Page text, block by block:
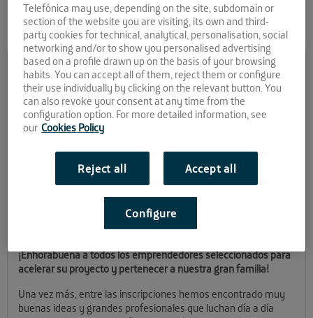
Comparte la noticia:
¡Ya tenemos startups
ganadoras del RetoAOF!
ha concluido. Llega el momento de dar a conocer las startups
que tendrán un sitio en Andalucía Open Future e iniciarán el
periodo de aceleración el próximo 22 de diciembre en cada uno
de los espacios que tenemos en Sevilla (El Cubo), Málaga (La
Farola) y Almería (El Cable).
¡Enhorabuena a todos los emprendedores seleccionados para
acelerar su proyecto y pertenecer a nuestra gran familia!
Una vez más, entre las inscripciones hemos encontrado muy
buenas ideas y grandes profesionales que luchan día a día
Telefónica may use, depending on the site, subdomain or
section of the website you are visiting, its own and third-
party cookies for technical, analytical, personalisation, social
networking and/or to show you personalised advertising
based on a profile drawn up on the basis of your browsing
habits. You can accept all of them, reject them or configure
their use individually by clicking on the relevant button. You
can also revoke your consent at any time from the
configuration option. For more detailed information, see
our Cookies Policy
Reject all Accept all
Configure